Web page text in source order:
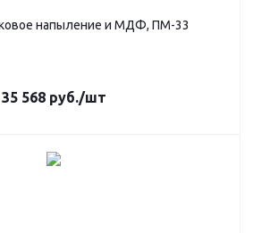
напыление и МДФ, ПМ-33
35 568руб./шт